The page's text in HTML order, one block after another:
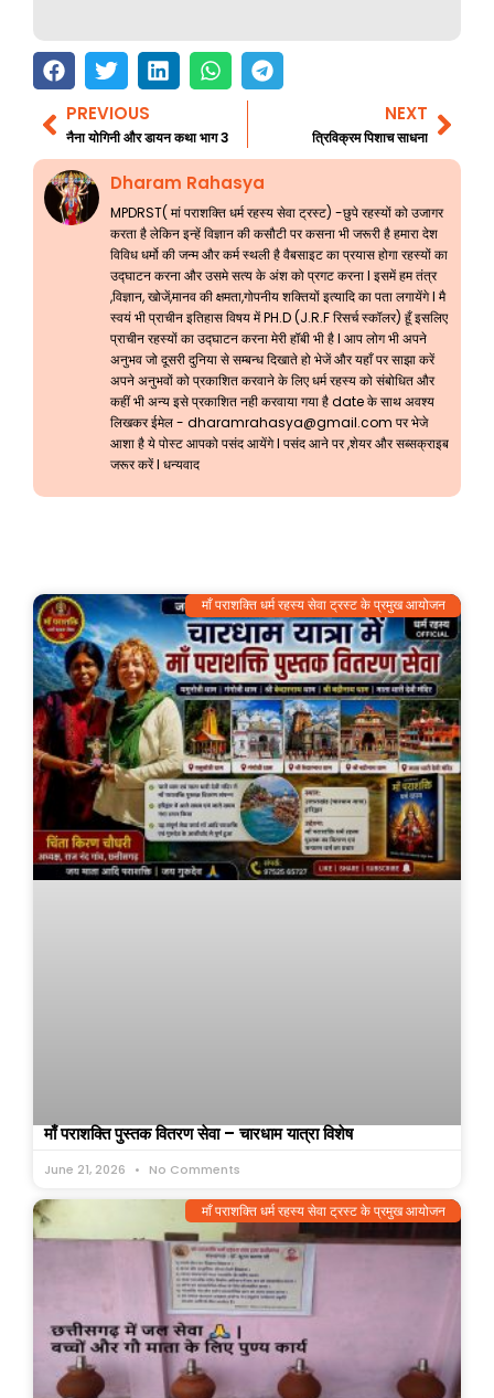
Prev
PREVIOUS
नैना योगिनी और डायन कथा भाग 3
NEXT
त्रिविक्रम पिशाच साधना
Dharam Rahasya
MPDRST( मां पराशक्ति धर्म रहस्य सेवा ट्रस्ट) -छुपे रहस्यों को उजागर
करता है लेकिन इन्हें विज्ञान की कसौटी पर कसना भी जरूरी है हमारा देश
विविध धर्मो की जन्म और कर्म स्थली है वैबसाइट का प्रयास होगा रहस्यों का
उद्घाटन करना और उसमे सत्य के अंश को प्रगट करना l इसमें हम तंत्र
,विज्ञान, खोजें,मानव की क्षमता,गोपनीय शक्तियों इत्यादि का पता लगायेंगे l मै
स्वयं भी प्राचीन इतिहास विषय में PH.D (J.R.F रिसर्च स्कॉलर) हूँ इसलिए
प्राचीन रहस्यों का उद्घाटन करना मेरी हॉबी भी है l आप लोग भी अपने
अनुभव जो दूसरी दुनिया से सम्बन्ध दिखाते हो भेजें और यहाँ पर साझा करें
अपने अनुभवों को प्रकाशित करवाने के लिए धर्म रहस्य को संबोधित और
कहीं भी अन्य इसे प्रकाशित नही करवाया गया है date के साथ अवश्य
लिखकर ईमेल - dharamrahasya@gmail.com पर भेजे
आशा है ये पोस्ट आपको पसंद आयेंगे l पसंद आने पर ,शेयर और सब्सक्राइब
जरूर करें l धन्यवाद
माँ पराशक्ति धर्म रहस्य सेवा ट्रस्ट के प्रमुख आयोजन
माँ पराशक्ति पुस्तक वितरण सेवा – चारधाम यात्रा विशेष
June 21, 2026 No Comments
माँ पराशक्ति धर्म रहस्य सेवा ट्रस्ट के प्रमुख आयोजन